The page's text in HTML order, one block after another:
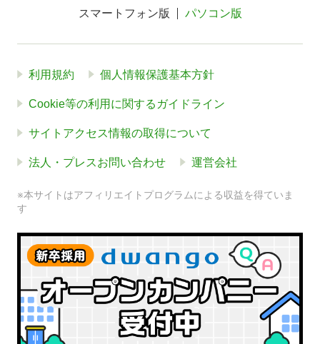
スマートフォン版 パソコン版
利用規約 個人情報保護基本方針
Cookie等の利用に関するガイドライン
サイトアクセス情報の取得について
法人・プレスお問い合わせ 運営会社
※本サイトはアフィリエイトプログラムによる収益を得ていま
す